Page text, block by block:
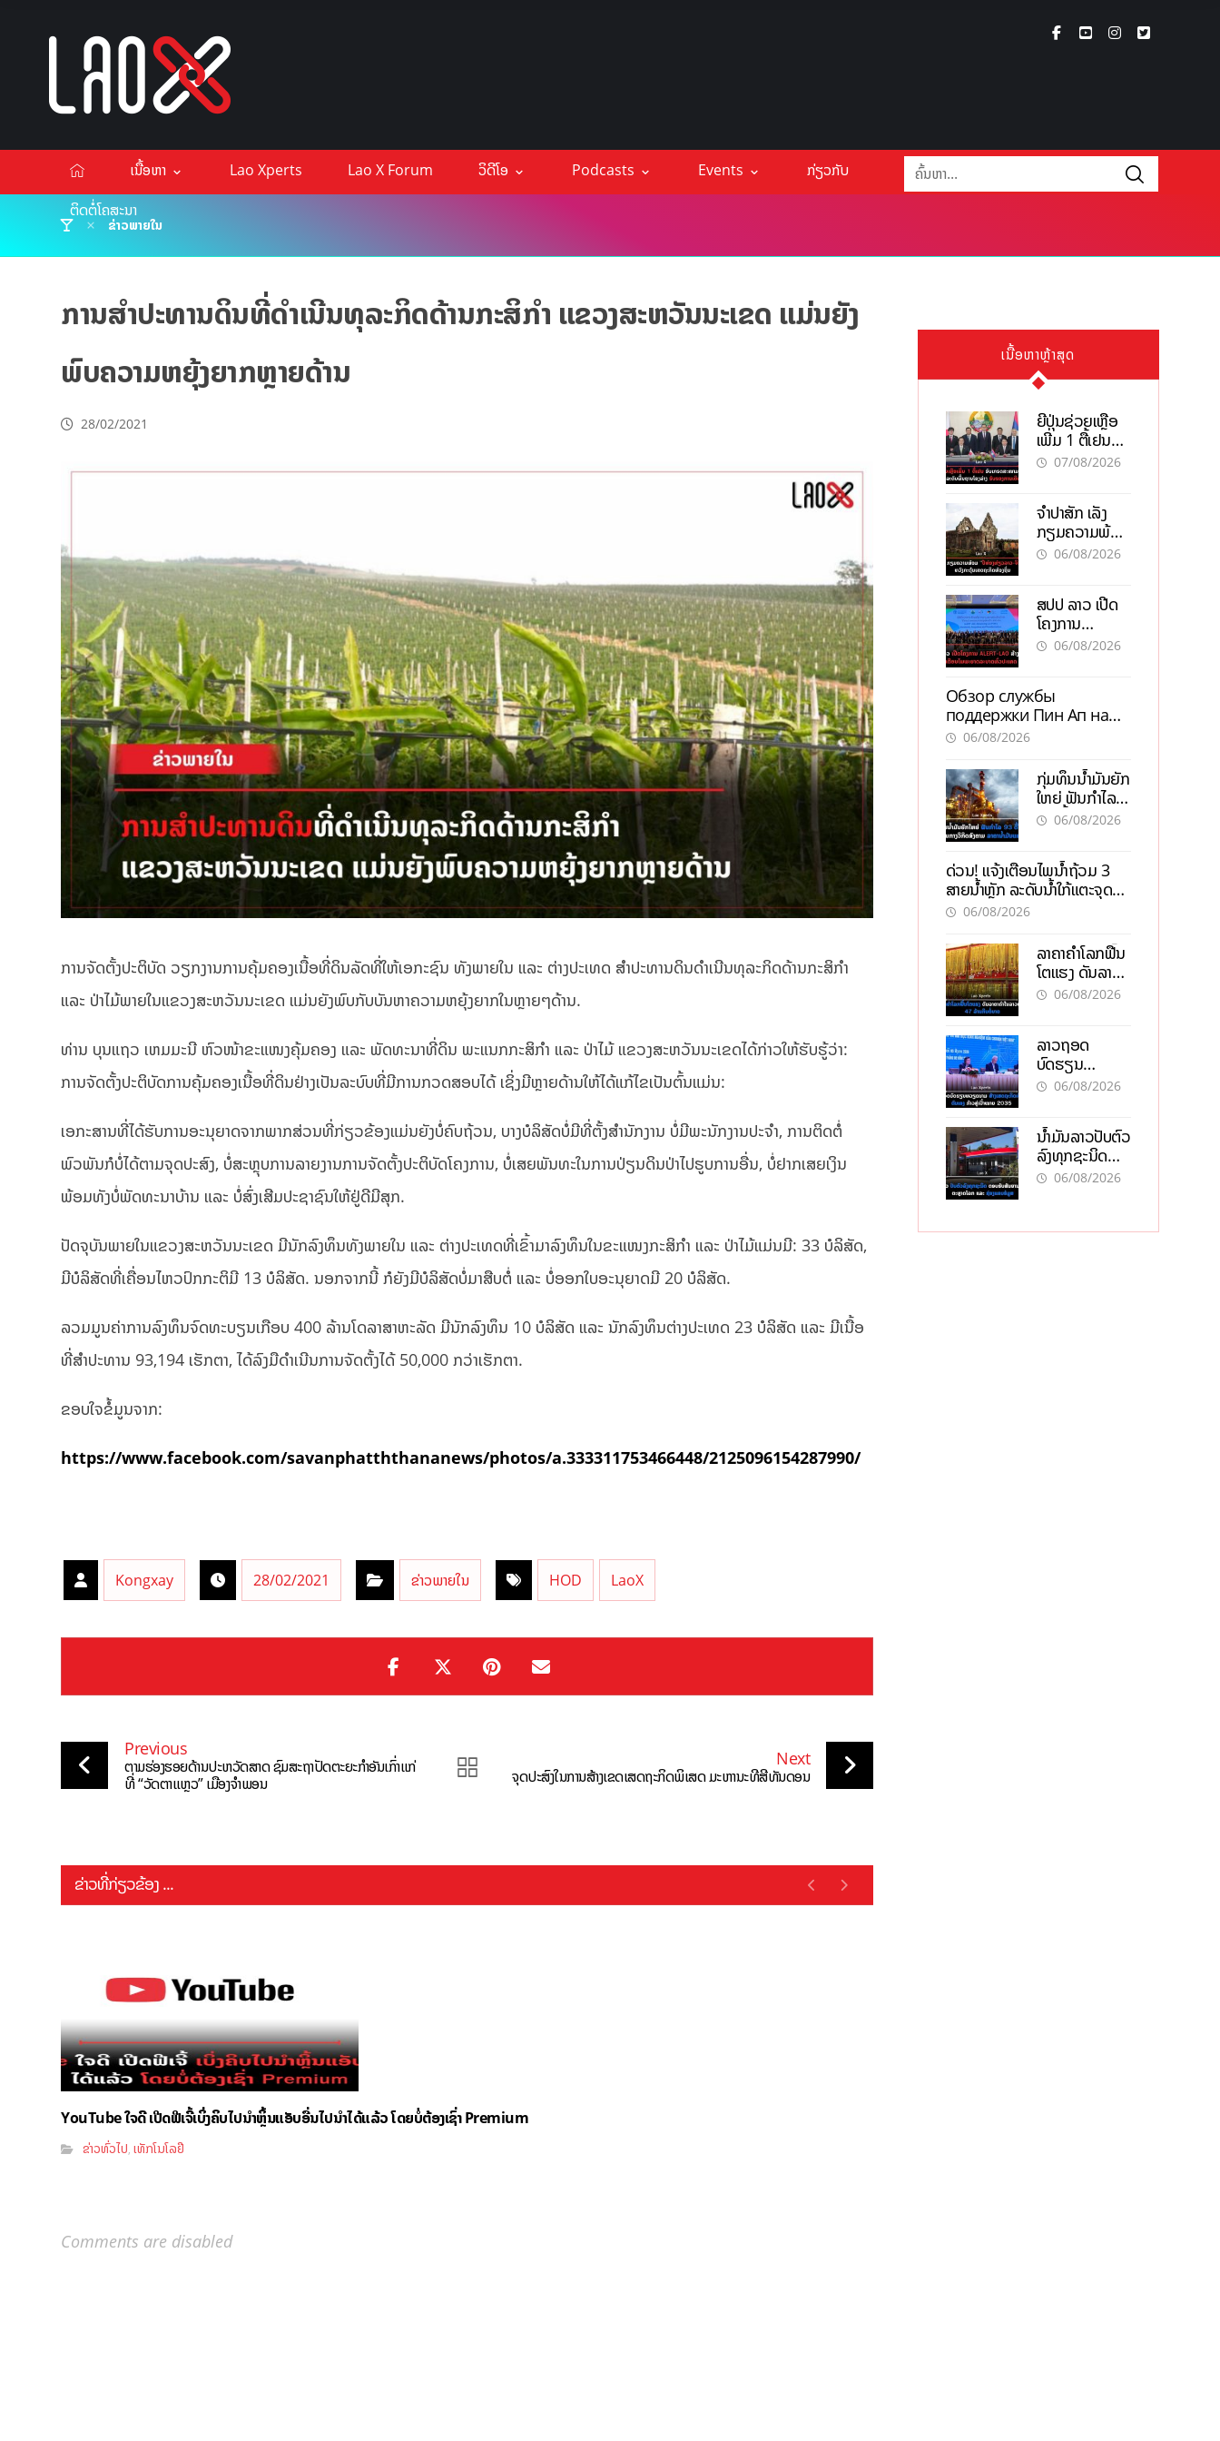
ເນື້ອຫາ Lao Xperts Lao X Forum ວິດີໂອ Podcasts Events
ກ່ຽວກັບ
ຕິດຕໍ່ໂຄສະນາ
ຂ່າວພາຍໃນ
ການສໍາປະທານດິນທີ່ດໍາເນີນທຸລະກິດດ້ານກະສິກໍາ ແຂວງສະຫວັນນະເຂດ ແມ່ນຍັງ
ພົບຄວາມຫຍຸ້ງຍາກຫຼາຍດ້ານ
28/02/2021
ການຈັດຕັ້ງປະຕິບັດ ວຽກງານການຄຸ້ມຄອງເນື້ອທີ່ດິນລັດທີ່ໃຫ້ເອກະຊົນ ທັງພາຍໃນ ແລະ ຕ່າງປະເທດ ສໍາປະທານດິນດໍາເນີນທຸລະກິດດ້ານກະສິກໍາ
ແລະ ປ່າໄມ້ພາຍໃນແຂວງສະຫວັນນະເຂດ ແມ່ນຍັງພົບກັບບັນຫາຄວາມຫຍຸ້ງຍາກໃນຫຼາຍໆດ້ານ.
ທ່ານ ບຸນແຖວ ເຫມມະນີ ຫົວໜ້າຂະແໜງຄຸ້ມຄອງ ແລະ ພັດທະນາທີ່ດິນ ພະແນກກະສິກໍາ ແລະ ປ່າໄມ້ ແຂວງສະຫວັນນະເຂດໄດ້ກ່າວໃຫ້ຮັບຮູ້ວ່າ:
ການຈັດຕັ້ງປະຕິບັດການຄຸ້ມຄອງເນື້ອທີ່ດິນຢ່າງເປັນລະບົບທີ່ມີການກວດສອບໄດ້ ເຊິ່ງມີຫຼາຍດ້ານໃຫ້ໄດ້ແກ້ໄຂເປັນຕົ້ນແມ່ນ:
ເອກະສານທີ່ໄດ້ຮັບການອະນຸຍາດຈາກພາກສ່ວນທີ່ກ່ຽວຂ້ອງແມ່ນຍັງບໍ່ຄົບຖ້ວນ, ບາງບໍລິສັດບໍ່ມີທີ່ຕັ້ງສໍານັກງານ ບໍ່ມີພະນັກງານປະຈຳ, ການຕິດຕໍ່
ພົວພັນກໍບໍ່ໄດ້ຕາມຈຸດປະສົງ, ບໍ່ສະຫຼຸບການລາຍງານການຈັດຕັ້ງປະຕິບັດໂຄງການ, ບໍ່ເສຍພັນທະໃນການປ່ຽນດິນປ່າໄປຮູບການອື່ນ, ບໍ່ຢາກເສຍເງິນ
ພ້ອມທັງບໍ່ພັດທະນາບ້ານ ແລະ ບໍ່ສົ່ງເສີມປະຊາຊົນໃຫ້ຢູ່ດີມີສຸກ.
ປັດຈຸບັນພາຍໃນແຂວງສະຫວັນນະເຂດ ມີນັກລົງທຶນທັງພາຍໃນ ແລະ ຕ່າງປະເທດທີ່ເຂົ້າມາລົງທຶນໃນຂະແໜງກະສິກໍາ ແລະ ປ່າໄມ້ແມ່ນມີ: 33 ບໍລິສັດ,
ມີບໍລິສັດທີ່ເຄື່ອນໄຫວປົກກະຕິມີ 13 ບໍລິສັດ. ນອກຈາກນີ້ ກໍຍັງມີບໍລິສັດບໍ່ມາສືບຕໍ່ ແລະ ບໍ່ອອກໃບອະນຸຍາດມີ 20 ບໍລິສັດ.
ລວມມູນຄ່າການລົງທຶນຈົດທະບຽນເກືອບ 400 ລ້ານໂດລາສາຫະລັດ ມີນັກລົງທຶນ 10 ບໍລິສັດ ແລະ ນັກລົງທຶນຕ່າງປະເທດ 23 ບໍລິສັດ ແລະ ມີເນື້ອ
ທີ່ສໍາປະທານ 93,194 ເຮັກຕາ, ໄດ້ລົງມືດໍາເນີນການຈັດຕັ້ງໄດ້ 50,000 ກວ່າເຮັກຕາ.
ຂອບໃຈຂໍ້ມູນຈາກ:
https://www.facebook.com/savanphatththananews/photos/a.333311753466448/2125096154287990/
Kongxay 28/02/2021 ຂ່າວພາຍໃນ HOD LaoX
Previous
ຕາມຮ່ອງຮອຍດ້ານປະຫວັດສາດ ຊົມສະຖາປັດຕະຍະກຳອັນເກົ່າແກ່
ທີ່ “ວັດຕາແຫຼວ” ເມືອງຈຳພອນ
Next
ຈຸດປະສົງໃນການສ້າງເຂດເສດຖະກິດພິເສດ ມະຫານະທີສີທັນດອນ
ຂ່າວທີ່ກ່ຽວຂ້ອງ ...
YouTube ໃຈດີ ເປີດຟີເຈີ້ເບິ່ງຄິບໄປນຳຫຼິ້ນແອັບອື່ນໄປນຳໄດ້ແລ້ວ ໂດຍບໍ່ຕ້ອງເຊົ່າ Premium
ຂ່າວທົ່ວໄປ,ເທັກໂນໂລຢີ
Comments are disabled
ເນື້ອຫາຫຼ້າສຸດ
ຍີ່ປຸ່ນຊ່ວຍເຫຼືອ
ເພີ່ມ 1 ຕື້ເຢນ
ອັບເກຣດ
ເຕີບໂຕ
07/08/2026
ຈຳປາສັກ ເລັ່ງ
ກຽມຄວາມພ້ອມ
“ປີທ່ອງທ່ຽວ
ເສດຖະກິດ
ທ້ອງຖິ່ນ
06/08/2026
ສປປ ລາວ ເປີດ
ໂຄງການ
ALERT-LAO
ລະບາດທົ່ວ
ປະເທດ
06/08/2026
Обзор службы
поддержки Пин Ап на
официальном сайте с
информацией
06/08/2026
ກຸ່ມທຶນນ້ຳມັນຍັກ
ໃຫຍ່ ຟັນກຳໄລ
93 ຕື້ໂດລາ
ນໍ້າມັນແພງ
06/08/2026
ດ່ວນ! ແຈ້ງເຕືອນໄພນໍ້າຖ້ວມ 3
ສາຍນໍ້າຫຼັກ ລະດັບນໍ້າໃກ້ແຕະຈຸດ
ອັນຕະລາຍ
06/08/2026
ລາຄາຄຳໂລກຟື້ນ
ໂຕແຮງ ດັນລາຄາ
ຄຳໃນລາວທະລຸ
06/08/2026
ລາວຖອດ
ບົດຮຽນ
ຫວຽດນາມ ສ້າງ
ເປົ້າໝາຍ 2035
06/08/2026
ນໍ້າມັນລາວປັບຕົວ
ລົງທຸກຊະນິດ
ຕອບຮັບສັນຍານ
ແຄບຮໍມູສ
06/08/2026